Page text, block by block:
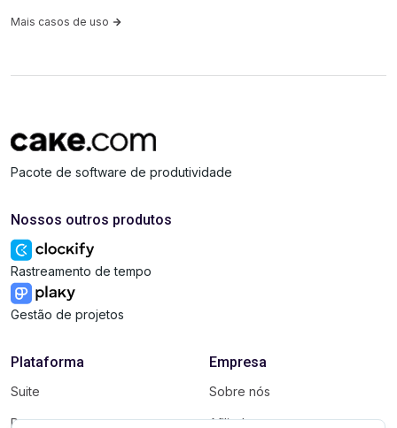
Mais casos de uso
Pacote de software de produtividade
Nossos outros produtos
Rastreamento de tempo
Gestão de projetos
Plataforma
Suite
Pacote
Empresa
Sobre nós
Afiliados